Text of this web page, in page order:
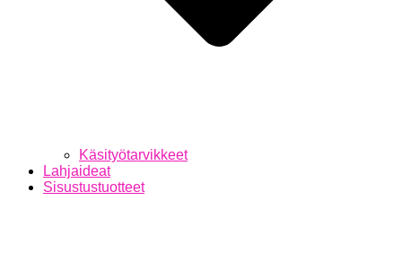
Käsityötarvikkeet
Lahjaideat
Sisustustuotteet